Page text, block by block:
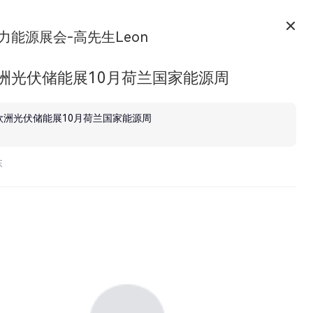
能源展会-高先生Leon
光伏储能展10月荷兰国家能源周
洲光伏储能展10月荷兰国家能源周